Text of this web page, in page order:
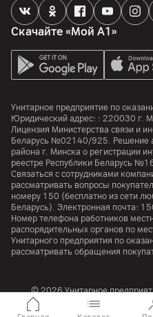
Скачайте «Мой А1»
Унитарное предприятие по
Юридический адрес: : 220030 г.
Лицензия Министерства связи и
Беларусь №02140/925. Решение
района г. Минска о регистрации
реестре Республики Беларусь
Связаться с сотрудниками
рассматривать вопросы
номеру 150 (бесплатно из сети
Беларусь). Электронная почта:
Номер телефона работников
распорядительных органов по
Унитарного предприятия по
рассматривать обращения
© 2026 Унитарное
A1 Austria
A1 Croatia